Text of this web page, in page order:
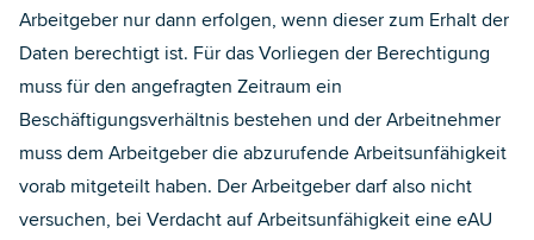
Arbeitgeber nur dann erfolgen, wenn dieser zum Erhalt der
Daten berechtigt ist. Für das Vorliegen der Berechtigung
muss für den angefragten Zeitraum ein
Beschäftigungsverhältnis bestehen und der Arbeitnehmer
muss dem Arbeitgeber die abzurufende Arbeitsunfähigkeit
vorab mitgeteilt haben. Der Arbeitgeber darf also nicht
versuchen, bei Verdacht auf Arbeitsunfähigkeit eine eAU